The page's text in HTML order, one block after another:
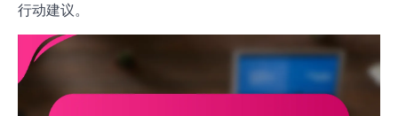
行动建议。